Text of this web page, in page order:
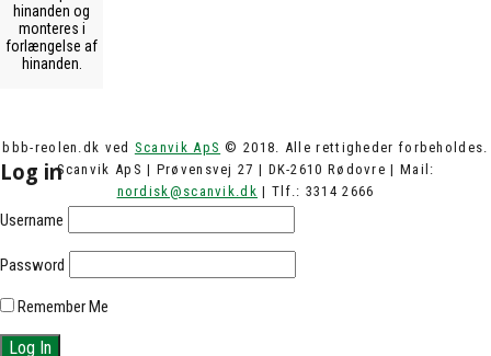
hinanden og
monteres i
forlængelse af
hinanden.
bbb-reolen.dk ved Scanvik ApS © 2018. Alle rettigheder forbeholdes.
Scanvik ApS | Prøvensvej 27 | DK-2610 Rødovre | Mail:
nordisk@scanvik.dk | Tlf.: 3314 2666
Log in
Username
Password
Remember Me